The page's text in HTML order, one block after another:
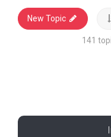
New Topic
141